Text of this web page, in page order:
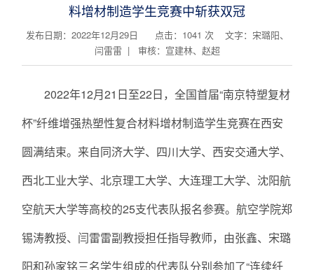
料增材制造学生竞赛中斩获双冠
发布日期：2022年12月29日 点击： 1041 次 文字：宋璐阳、
闫雷雷 | 审核：宣建林、赵超
2022年12月21日至22日，全国首届“南京特塑复材
杯”纤维增强热塑性复合材料增材制造学生竞赛在西安
圆满结束。来自同济大学、四川大学、西安交通大学、
西北工业大学、北京理工大学、大连理工大学、沈阳航
空航天大学等高校的25支代表队报名参赛。航空学院郑
锡涛教授、闫雷雷副教授担任指导教师，由张鑫、宋璐
阳和孙家铭三名学生组成的代表队分别参加了“连续纤